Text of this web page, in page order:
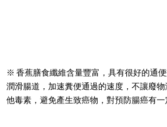
※ 香蕉膳食纖維含量豐富，具有很好的通
潤滑腸道，加速糞便通過的速度，不讓廢
他毒素，避免產生致癌物，對預防腸癌有一